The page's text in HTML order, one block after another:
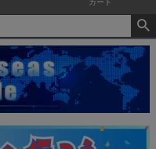
カート